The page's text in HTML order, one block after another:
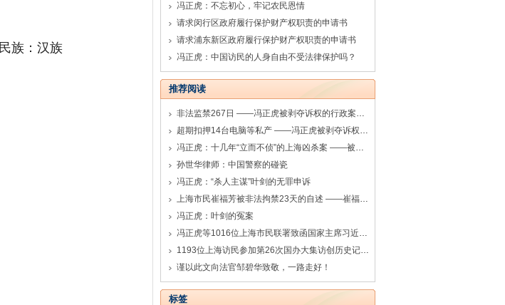
族：汉族
冯正虎：不忘初心，牢记农民恩情
请求闵行区政府履行保护财产权职责的申请书
请求浦东新区政府履行保护财产权职责的申请书
冯正虎：中国访民的人身自由不受法律保护吗？
推荐阅读
非法监禁267日 ——冯正虎被剥夺诉权的行政案件系列之七
超期扣押14台电脑等私产 ——冯正虎被剥夺诉权的行政案件系列之一
冯正虎：十几年“立而不侦”的上海凶杀案 ——被害人之母叶桂香控告涉嫌渎职罪的上海松江警方相关人员
孙世华律师：中国警察的碰瓷
冯正虎：“杀人主谋”叶剑的无罪申诉
上海市民崔福芳被非法拘禁23天的自述 ——崔福芳被非法拘禁的诉讼系列之一
冯正虎：叶剑的冤案
冯正虎等1016位上海市民联署致函国家主席习近平（完整版）
1193位上海访民参加第26次国办大集访创历史记录（35图）
谨以此文向法官邹碧华致敬，一路走好！
标签